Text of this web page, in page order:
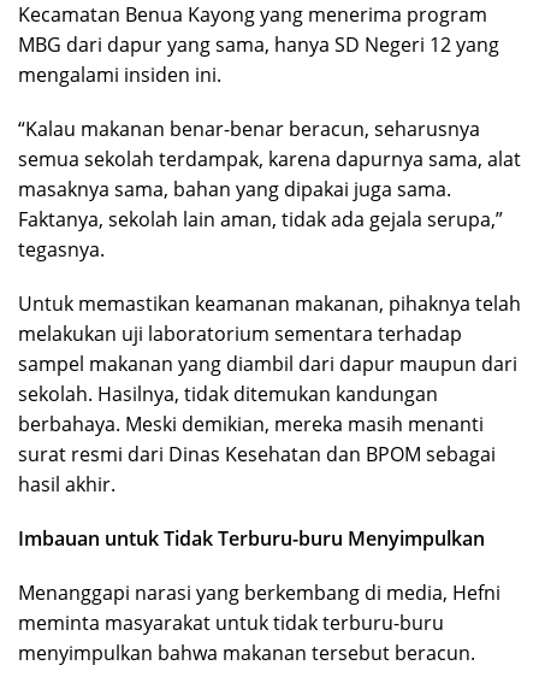
Kecamatan Benua Kayong yang menerima program
MBG dari dapur yang sama, hanya SD Negeri 12 yang
mengalami insiden ini.
“Kalau makanan benar-benar beracun, seharusnya
semua sekolah terdampak, karena dapurnya sama, alat
masaknya sama, bahan yang dipakai juga sama.
Faktanya, sekolah lain aman, tidak ada gejala serupa,”
tegasnya.
Untuk memastikan keamanan makanan, pihaknya telah
melakukan uji laboratorium sementara terhadap
sampel makanan yang diambil dari dapur maupun dari
sekolah. Hasilnya, tidak ditemukan kandungan
berbahaya. Meski demikian, mereka masih menanti
surat resmi dari Dinas Kesehatan dan BPOM sebagai
hasil akhir.
Imbauan untuk Tidak Terburu-buru Menyimpulkan
Menanggapi narasi yang berkembang di media, Hefni
meminta masyarakat untuk tidak terburu-buru
menyimpulkan bahwa makanan tersebut beracun.